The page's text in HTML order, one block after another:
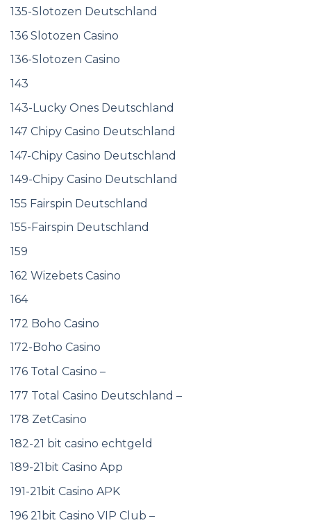
135-Slotozen Deutschland
136 Slotozen Casino
136-Slotozen Casino
143
143-Lucky Ones Deutschland
147 Chipy Casino Deutschland
147-Chipy Casino Deutschland
149-Chipy Casino Deutschland
155 Fairspin Deutschland
155-Fairspin Deutschland
159
162 Wizebets Casino
164
172 Boho Casino
172-Boho Casino
176 Total Casino –
177 Total Casino Deutschland –
178 ZetCasino
182-21 bit casino echtgeld
189-21bit Casino App
191-21bit Casino APK
196 21bit Casino VIP Club –